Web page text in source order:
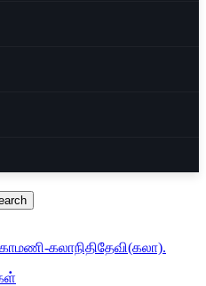
கலாநிதிதேவி(கலா).